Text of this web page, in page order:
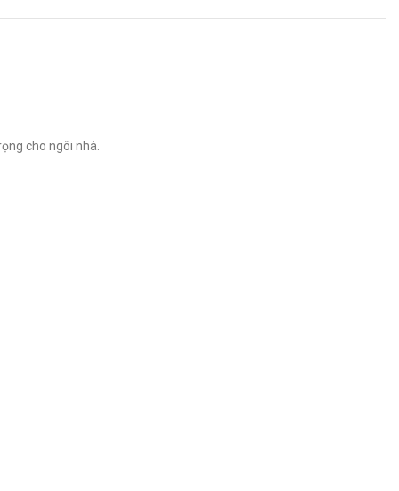
cho ngôi nhà.